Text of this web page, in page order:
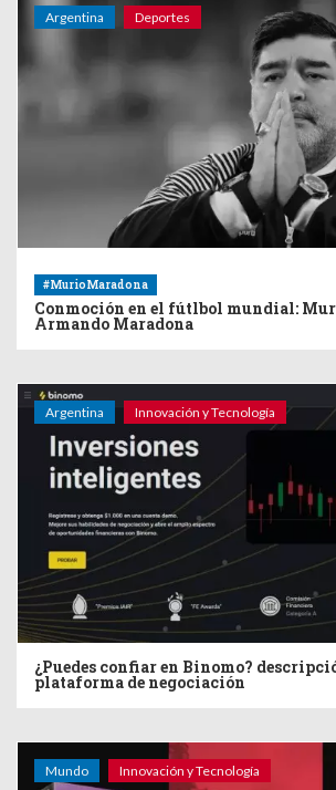
Argentina Deportes
#MurioMaradona
Conmoción en el fútlbol mundial:
Armando Maradona
Argentina Innovación y Tecnología
¿Puedes confiar en Binomo?
plataforma de negociación
Mundo Innovación y Tecnología